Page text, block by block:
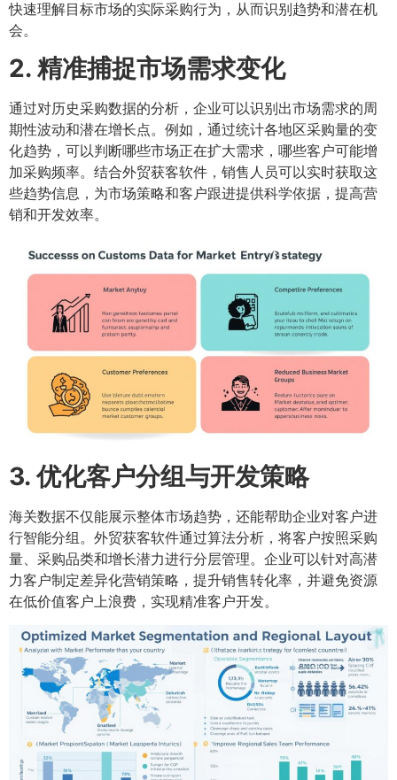
快速理解目标市场的实际采购行为，从而识别趋势和潜在机
会。
2. 精准捕捉市场需求变化
通过对历史采购数据的分析，企业可以识别出市场需求的周
期性波动和潜在增长点。例如，通过统计各地区采购量的变
化趋势，可以判断哪些市场正在扩大需求，哪些客户可能增
加采购频率。结合外贸获客软件，销售人员可以实时获取这
些趋势信息，为市场策略和客户跟进提供科学依据，提高营
销和开发效率。
3. 优化客户分组与开发策略
海关数据不仅能展示整体市场趋势，还能帮助企业对客户进
行智能分组。外贸获客软件通过算法分析，将客户按照采购
量、采购品类和增长潜力进行分层管理。企业可以针对高潜
力客户制定差异化营销策略，提升销售转化率，并避免资源
在低价值客户上浪费，实现精准客户开发。